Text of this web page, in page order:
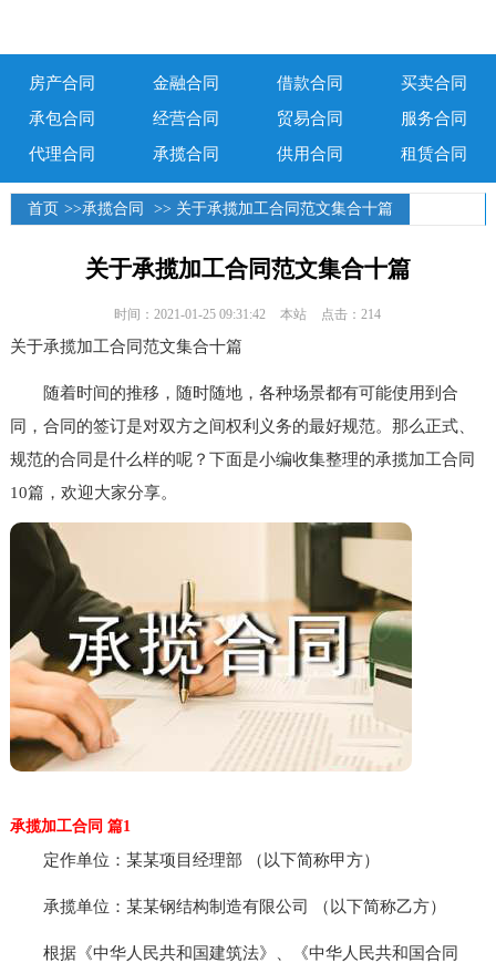
房产合同 金融合同 借款合同
买卖合同
承包合同
经营合同 贸易合同
服务合同
代理合同
承揽合同 供用合同 租赁合同
首页 >>承揽合同 >> 关于承揽加工合同范文集合十篇
关于承揽加工合同范文集合十篇
时间：2021-01-25 09:31:42 本站 点击：214
关于承揽加工合同范文集合十篇
随着时间的推移，随时随地，各种场景都有可能使用到合
同，合同的签订是对双方之间权利义务的最好规范。那么正式、
规范的合同是什么样的呢？下面是小编收集整理的承揽加工合同
10篇，欢迎大家分享。
承揽加工合同 篇1
定作单位：某某项目经理部 （以下简称甲方）
承揽单位：某某钢结构制造有限公司 （以下简称乙方）
根据《中华人民共和国建筑法》、《中华人民共和国合同